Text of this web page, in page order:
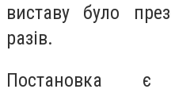
виставу було
разів.
Постановка